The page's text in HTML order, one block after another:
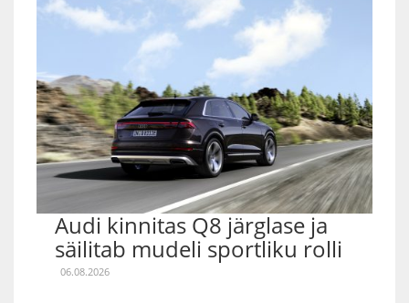
Audi kinnitas Q8 järglase ja
säilitab mudeli sportliku rolli
06.08.2026